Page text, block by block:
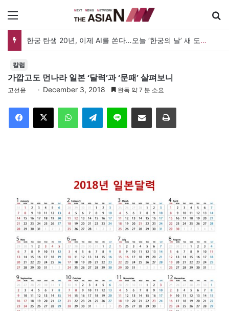
한궁 탄생 20년, 이제 AI를 쏜다…오늘 ‘한궁의 날’ 새 도약 선언
칼럼
가깝고도 먼나라 일본 ‘달력’과 ‘문패’ 살펴보니
고선윤 December 3, 2018 완독 약 7 분 소요
Telegram 이메일